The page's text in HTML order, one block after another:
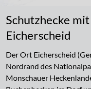
Schutzhecke
Eicherscheid
Der Ort Eicherscheid
Nordrand des
Monschauer